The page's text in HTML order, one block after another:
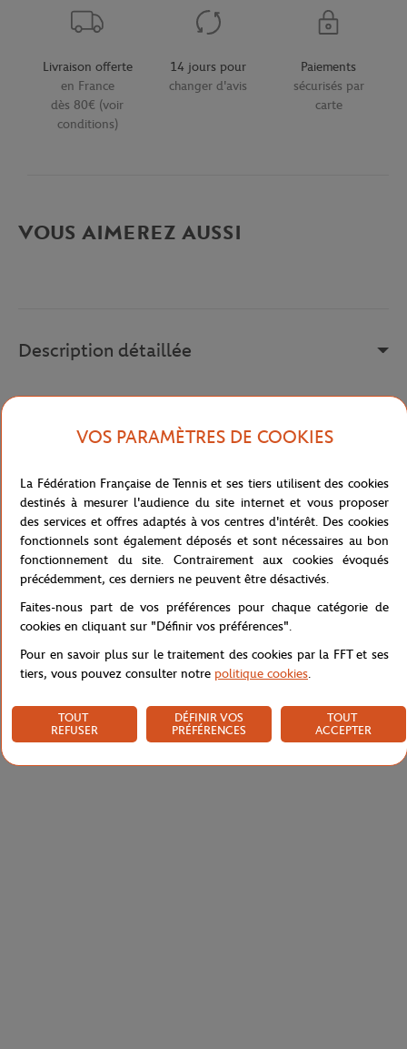
Livraison offerte
en France
dès 80€ (voir
conditions)
14 jours pour
changer d'avis
Paiements
sécurisés par
carte
VOUS AIMEREZ AUSSI
Description détaillée
CHAUSSURESHOM AXILUS 2 – WHT/FNVY/FRED
Caractéristiques
Livraison et retours
VOS PARAMÈTRES DE COOKIES
La Fédération Française de Tennis et ses tiers utilisent des cookies
destinés à mesurer l'audience du site internet et vous proposer
des services et offres adaptés à vos centres d'intérêt. Des cookies
fonctionnels sont également déposés et sont nécessaires au bon
fonctionnement du site. Contrairement aux cookies évoqués
précédemment, ces derniers ne peuvent être désactivés.
Faites-nous part de vos préférences pour chaque catégorie de
cookies en cliquant sur "Définir vos préférences".
Pour en savoir plus sur le traitement des cookies par la FFT et ses
tiers, vous pouvez consulter notre politique cookies.
TOUT
REFUSER
DÉFINIR VOS
PRÉFÉRENCES
TOUT
ACCEPTER